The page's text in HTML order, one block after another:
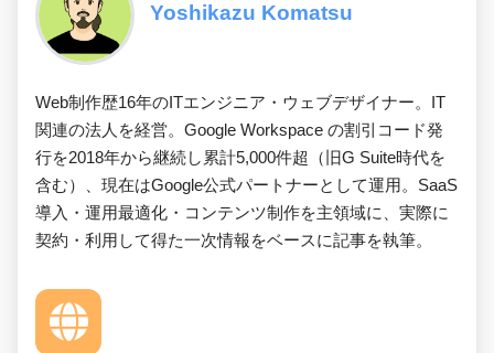
Yoshikazu Komatsu
Web制作歴16年のITエンジニア・ウェブデザイナー。IT
関連の法人を経営。Google Workspace の割引コード発
行を2018年から継続し累計5,000件超（旧G Suite時代を
含む）、現在はGoogle公式パートナーとして運用。SaaS
導入・運用最適化・コンテンツ制作を主領域に、実際に
契約・利用して得た一次情報をベースに記事を執筆。